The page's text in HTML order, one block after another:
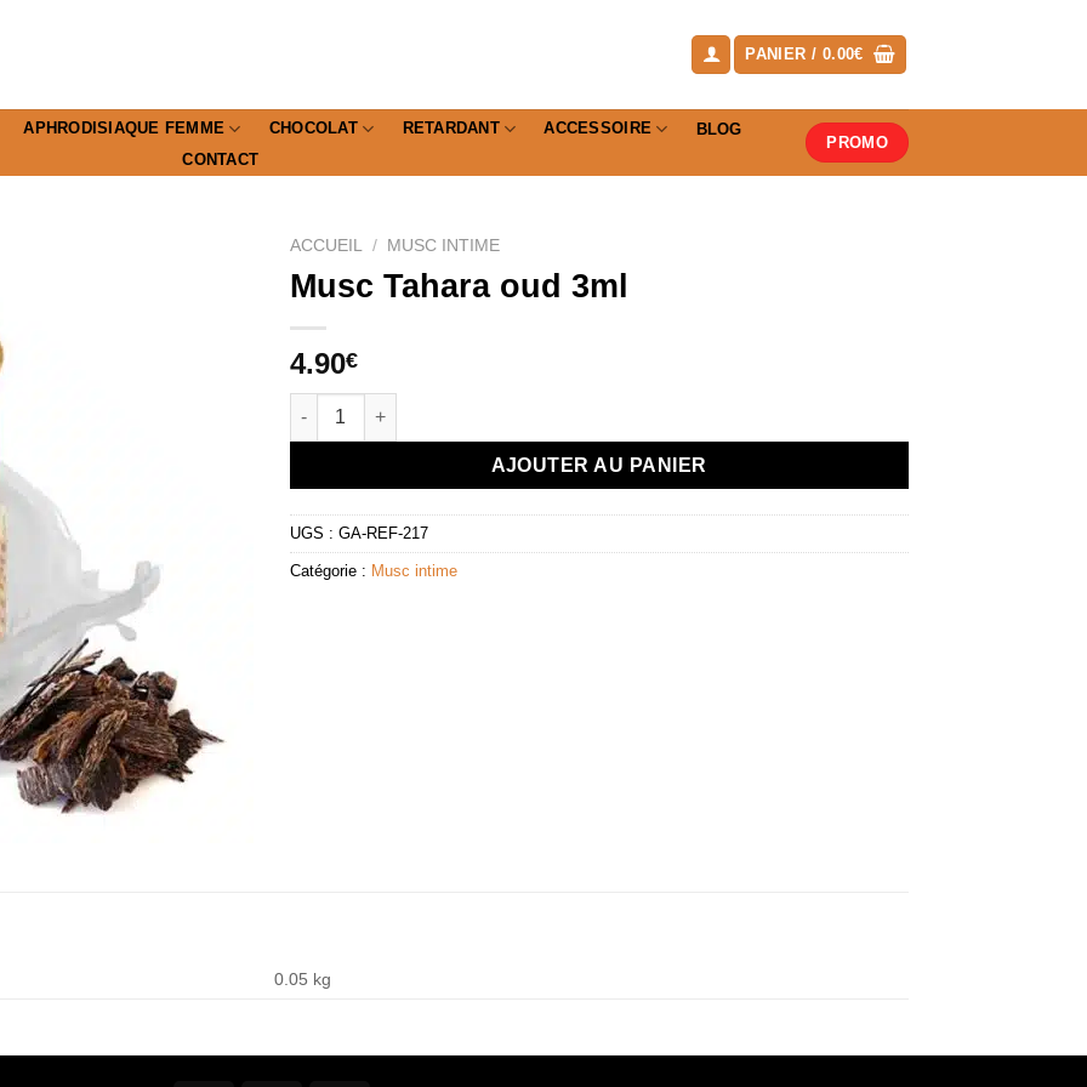
PANIER / 0.00€
APHRODISIAQUE FEMME CHOCOLAT RETARDANT ACCESSOIRE
BLOG
CONTACT
PROMO
ACCUEIL / MUSC INTIME
Musc Tahara oud 3ml
4.90€
quantité de Musc Tahara oud 3ml
AJOUTER AU PANIER
UGS : GA-REF-217
Catégorie : Musc intime
0.05 kg